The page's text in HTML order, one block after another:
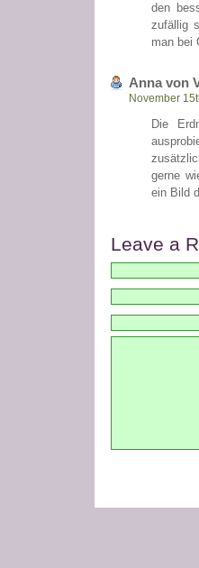
den
zufällig
man bei
Anna von
November
Die
gerne
ein Bild
Leave a